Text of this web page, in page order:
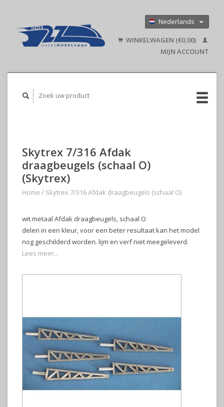
Nederlands
English
WINKELWAGEN (€0,00)
MIJN ACCOUNT
Skytrex 7/316 Afdak
draagbeugels (schaal O)
(Skytrex)
Home / Skytrex 7/316 Afdak draagbeugels (schaal O)
wit metaal Afdak draagbeugels, schaal O
delen in een kleur, voor een beter resultaat kan het model
nog geschilderd worden. lijm en verf niet meegeleverd.
Lees meer...